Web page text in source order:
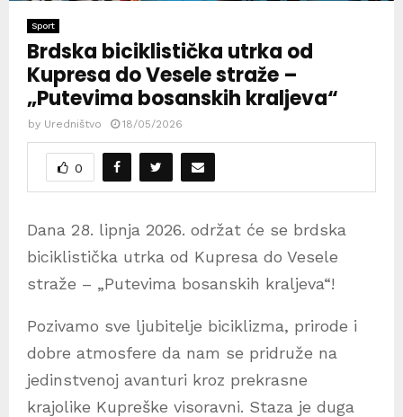
Sport
Brdska biciklistička utrka od
Kupresa do Vesele straže –
„Putevima bosanskih kraljeva“
by Uredništvo 18/05/2026
0
Dana 28. lipnja 2026. održat će se brdska
biciklistička utrka od Kupresa do Vesele
straže – „Putevima bosanskih kraljeva“!
Pozivamo sve ljubitelje biciklizma, prirode i
dobre atmosfere da nam se pridruže na
jedinstvenoj avanturi kroz prekrasne
krajolike Kupreške visoravni. Staza je duga